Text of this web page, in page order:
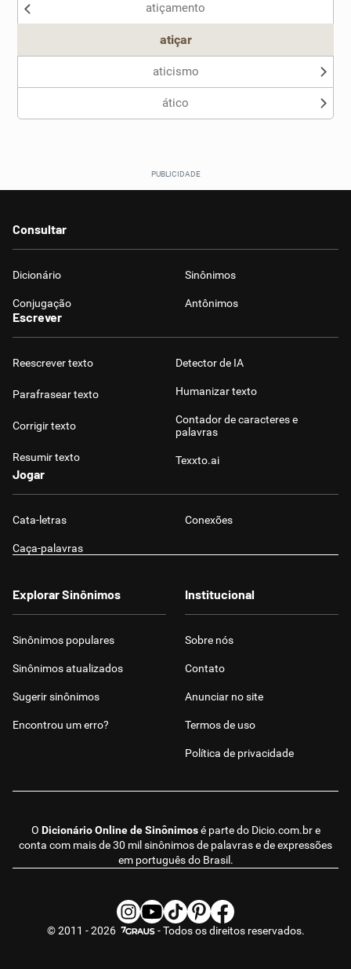
atiçamento
atiçar
aticismo
ático
Consultar
Dicionário Sinônimos
Conjugação Antônimos
Escrever
Reescrever texto
Parafrasear texto
Corrigir texto
Resumir texto
Detector de IA
Humanizar texto
Contador de caracteres e
palavras
Texxto.ai
Jogar
Cata-letras Conexões
Caça-palavras
O Dicionário Online de Sinônimosé parte do Dicio.com.bre
conta com mais de 30 mil sinônimos de palavras e de expressões
em português do Brasil.
Explorar Sinônimos
Sinônimos populares
Sinônimos atualizados
Sugerir sinônimos
Encontrou um erro?
Institucional
Sobre nós
Contato
Anunciar no site
Termos de uso
Política de privacidade
© 2011 - 2026 - Todos os direitos reservados.